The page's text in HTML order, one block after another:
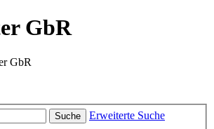
GbR
GbR
Suche Erweiterte Suche